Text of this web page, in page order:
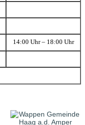
14:00 Uhr – 18:00 Uhr